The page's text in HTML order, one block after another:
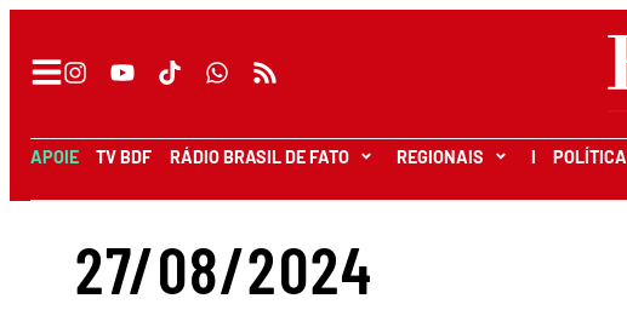
APOIE TV BDF RÁDIO BRASIL DE FATO REGIONAIS I POLÍTICA
27/08/2024